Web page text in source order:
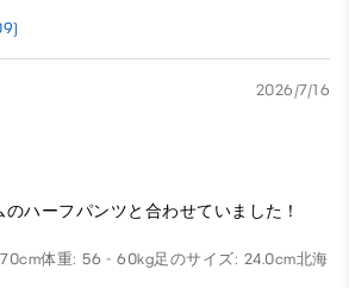
2026/7/16
ハーフパンツと合わせていました！
体重: 56 - 60kg足のサイズ: 24.0cm北海